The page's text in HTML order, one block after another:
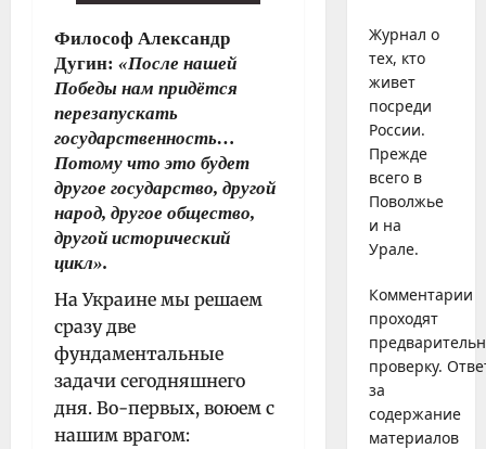
Философ Александр
Дугин: «После нашей
Победы нам придётся
перезапускать
государственность…
Потому что это будет
другое государство, другой
народ, другое общество,
другой исторический
цикл».
На Украине мы решаем
сразу две
фундаментальные
задачи сегодняшнего
дня. Во-первых, воюем с
нашим врагом:
Журнал о
тех, кто
живет
посреди
России.
Прежде
всего в
Поволжье
и на
Урале.
Комментарии
проходят
проверку.
за
содержание
материалов